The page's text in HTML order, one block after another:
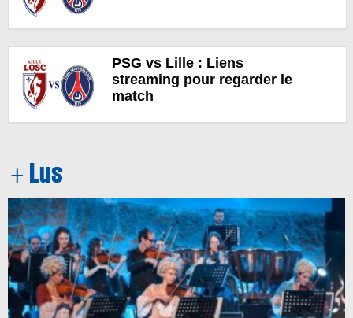
PSG vs Lille : Liens
streaming pour regarder le
match